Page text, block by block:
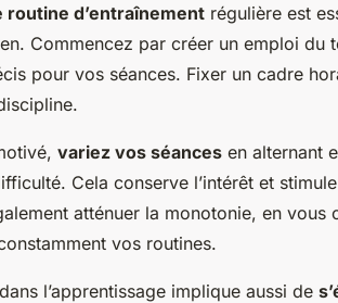
routine d’entraînement régulière est
Commencez par créer un emploi du
pour vos séances. Fixer un cadre
variez vos séances en alternant
Cela conserve l’intérêt et
atténuer la monotonie, en
vos routines.
l’apprentissage implique aussi de